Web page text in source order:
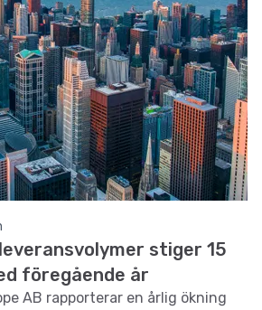
stiger 15
föregående år
AB rapporterar en årlig ökning